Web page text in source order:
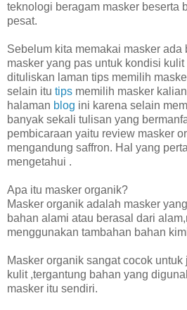
teknologi beragam masker beserta
pesat.
Sebelum kita memakai masker ada
masker yang pas untuk kondisi
dituliskan laman tips memilih
selain itu tips memilih masker
halaman blog ini karena selain
banyak sekali tulisan yang
pembicaraan yaitu review masker
mengandung saffron. Hal yang
mengetahui .
Apa itu masker organik?
Masker organik adalah masker
bahan alami atau berasal dari
menggunakan tambahan bahan
Masker organik sangat cocok
kulit ,tergantung bahan yang
masker itu sendiri.